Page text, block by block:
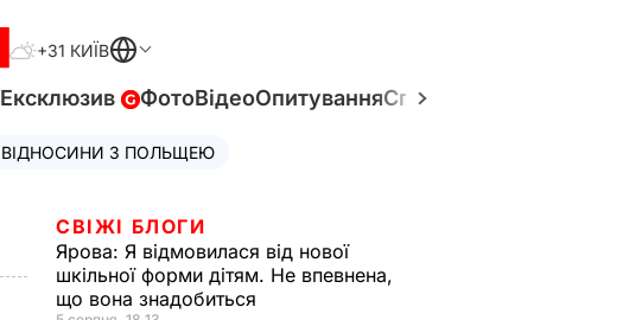
+31 КИЇВ
Ексклюзив ФотоВідеоОпитуванняСпецпроєкти
ВІДНОСИНИ З ПОЛЬЩЕЮ
СВІЖІ БЛОГИ
Ярова: Я відмовилася від нової
шкільної форми дітям. Не впевнена,
що вона знадобиться